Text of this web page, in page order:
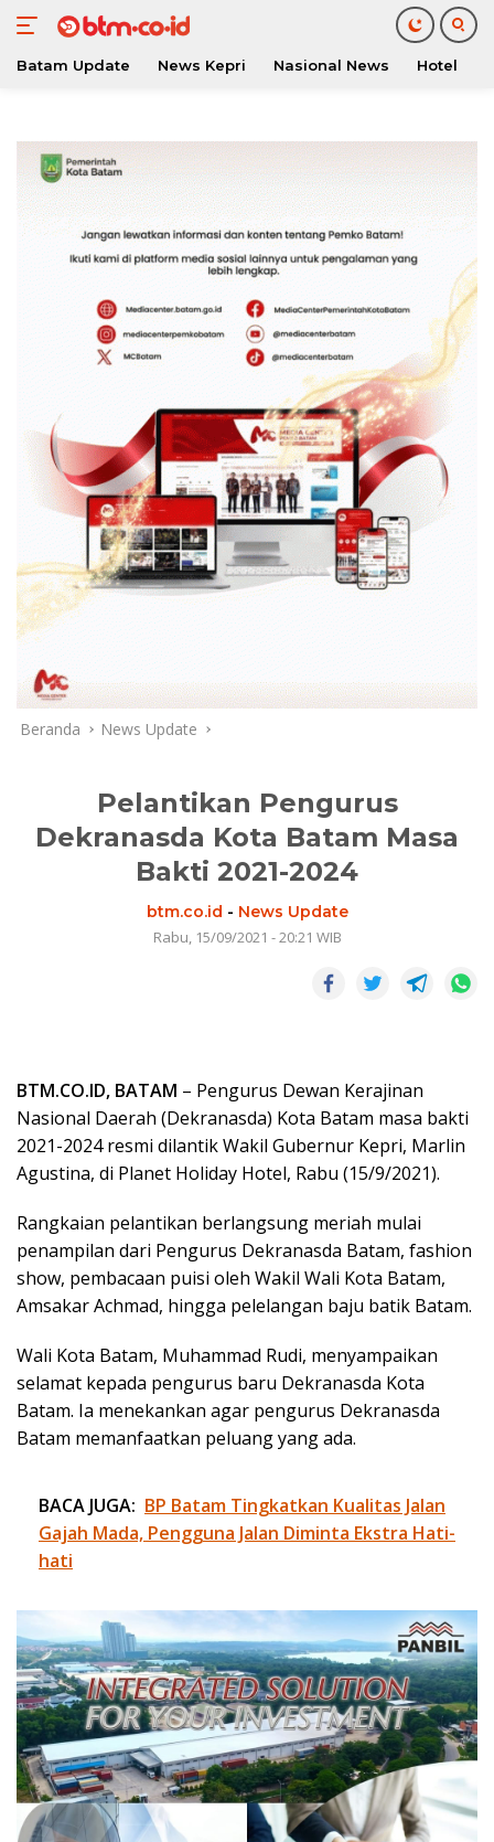
konten
Batam Update News Kepri Nasional News Hotel
Beranda News Update
Pelantikan Pengurus
Dekranasda Kota Batam Masa
Bakti 2021-2024
btm.co.id - News Update
Rabu, 15/09/2021 - 20:21 WIB
BTM.CO.ID, BATAM – Pengurus Dewan Kerajinan
Nasional Daerah (Dekranasda) Kota Batam masa bakti
2021-2024 resmi dilantik Wakil Gubernur Kepri, Marlin
Agustina, di Planet Holiday Hotel, Rabu (15/9/2021).
Rangkaian pelantikan berlangsung meriah mulai
penampilan dari Pengurus Dekranasda Batam, fashion
show, pembacaan puisi oleh Wakil Wali Kota Batam,
Amsakar Achmad, hingga pelelangan baju batik Batam.
Wali Kota Batam, Muhammad Rudi, menyampaikan
selamat kepada pengurus baru Dekranasda Kota
Batam. Ia menekankan agar pengurus Dekranasda
Batam memanfaatkan peluang yang ada.
BACA JUGA: BP Batam Tingkatkan Kualitas Jalan
Gajah Mada, Pengguna Jalan Diminta Ekstra Hati-
hati